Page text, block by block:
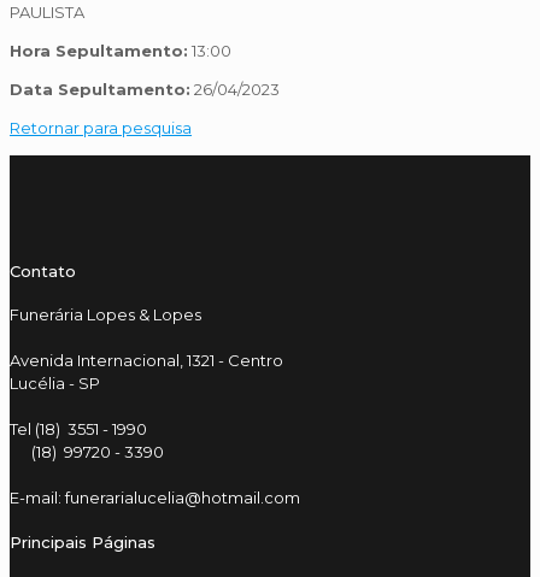
PAULISTA
Hora Sepultamento: 13:00
Data Sepultamento: 26/04/2023
Retornar para pesquisa
Contato
Funerária Lopes & Lopes
Avenida Internacional, 1321 - Centro
Lucélia - SP
Tel (18) 3551 - 1990
(18) 99720 - 3390
E-mail: funerarialucelia@hotmail.com
Principais Páginas